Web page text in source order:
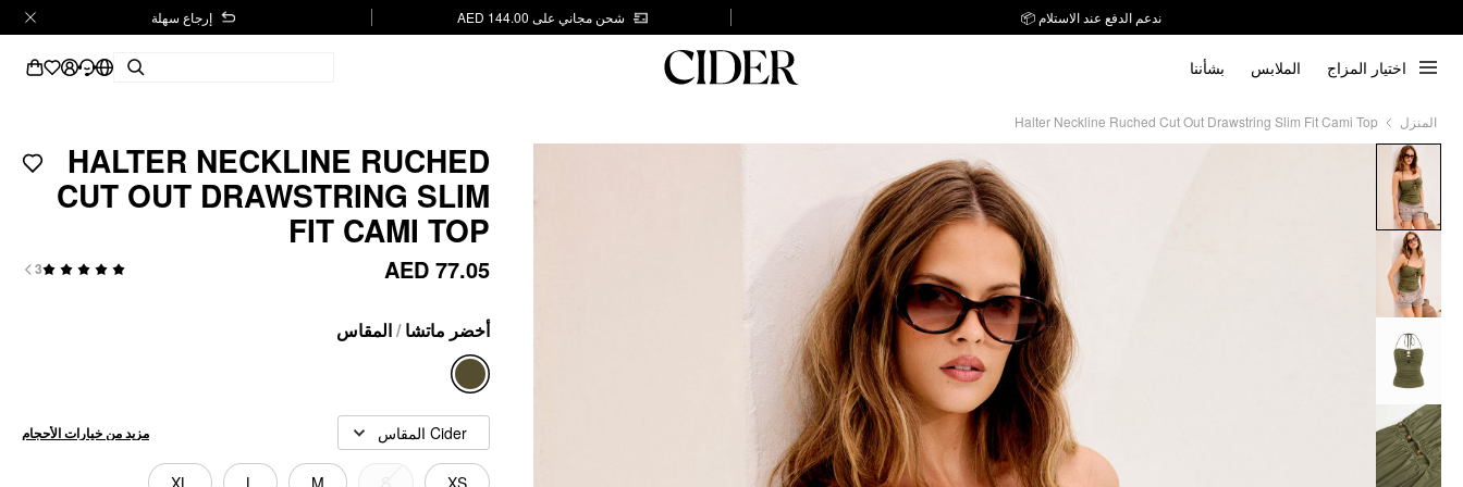
ندعم الدفع عند الاستلام 📦 شحن مجاني على AED 144.00 إرجاع سهلة
اختيار المزاج الملابس بشأننا
المنزل Halter Neckline Ruched Cut Out Drawstring Slim Fit Cami Top
HALTER NECKLINE RUCHED
CUT OUT DRAWSTRING SLIM
FIT CAMI TOP
AED 77.05
3
أخضر ماتشا /المقاس
Cider المقاس مزيد من خيارات الأحجام
XS
M
L
XL